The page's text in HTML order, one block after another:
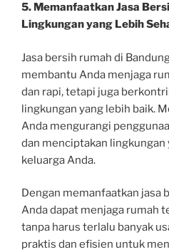
5. Memanfaatkan Jasa
Lingkungan yang Lebih
Jasa bersih rumah di
membantu Anda menjaga
dan rapi, tetapi juga
lingkungan yang lebih baik.
Anda mengurangi
dan menciptakan lingkungan
keluarga Anda.
Dengan memanfaatkan jasa
Anda dapat menjaga rumah
tanpa harus terlalu banyak
praktis dan efisien untuk